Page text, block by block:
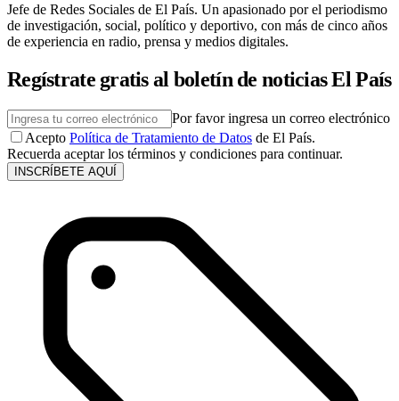
Jefe de Redes Sociales de El País. Un apasionado por el periodismo
de investigación, social, político y deportivo, con más de cinco años
de experiencia en radio, prensa y medios digitales.
Regístrate gratis al boletín de noticias El País
Por favor ingresa un correo electrónico
Acepto Política de Tratamiento de Datos de El País.
Recuerda aceptar los términos y condiciones para continuar.
INSCRÍBETE AQUÍ